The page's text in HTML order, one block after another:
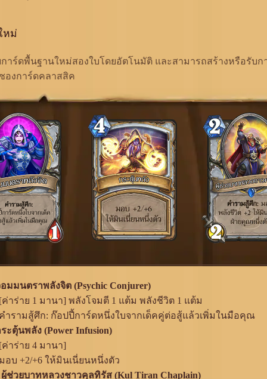
หม่
การ์ดพื้นฐานใหม่สองใบโดยอัตโนมัติ และสามารถสร้างหรือรับ
องการ์ดคลาสสิค
มมนตราพลังจิต (Psychic Conjurer)
าร่าย 1 มานา] พลังโจมตี 1 แต้ม พลังชีวิต 1 แต้ม
ำรามสู้ศึก: ก๊อปปี้การ์ดหนึ่งใบจากเด็คคู่ต่อสู้แล้วเพิ่มในมือคุณ
ะตุ้นพลัง (Power Infusion)
าร่าย 4 มานา]
อบ +2/+6 ให้มินเนี่ยนหนึ่งตัว
ช่วยบาทหลวงชาวคุลทิรัส (Kul Tiran Chaplain)